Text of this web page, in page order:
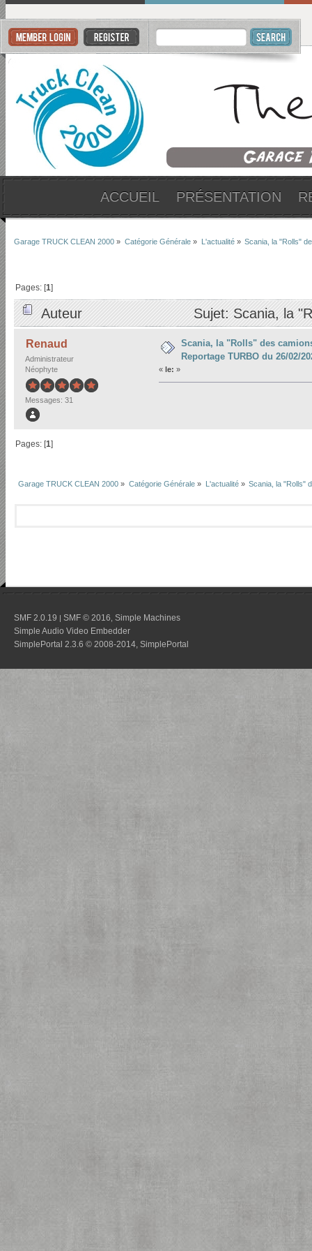
ACCUEIL PRÉSENTATION
Garage TRUCK CLEAN 2000 » Catégorie Générale » L'actualité» Scania, la "Rolls"
Pages: [1]
Auteur
Sujet: Scania, la
26/02/2023 (Lu 23474 fois)
Renaud
Administrateur
Néophyte
Messages: 31
Scania, la "Rolls" des
Reportage TURBO du 26/02/
« le: »
Pages: [1]
Garage TRUCK CLEAN 2000 » Catégorie Générale » L'actualité» Scania, la "Rolls"
SMF 2.0.19 | SMF © 2016 Simple Machines
Simple Audio Video Embedder
SimplePortal 2.3.6 © 2008-2014, SimplePortal